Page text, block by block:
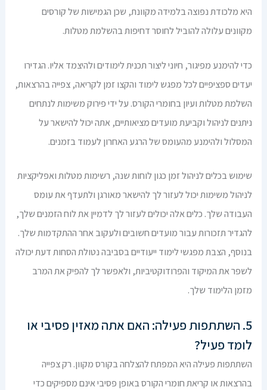
היא מלכודת נפוצה בלמידה מקוונת, שכן הגמישות של קורסים
מקוונים עלולה להוביל לחוסר דחיפות בהשלמת מטלות.
כדי להימנע מפיגור, חיוני ליצור תכנית לימודים ולהיצמד אליו. הגדירו
יעדים ספציפיים לכל מפגש לימוד והקצו זמן לקריאה, צפייה בהרצאות,
השלמת מטלות ועיון בחומרי הקורס. על ידי פירוק משימות לנתחים
ניתנים לניהול וקביעת מועדים מציאותיים, אתה יכול להישאר על
המסלול ולהימנע מהעומס של הרגע האחרון לעמוד בזמנים.
שימוש בכלים לניהול זמן כגון לוחות שנה, רשימות מטלות ואפליקציות
לניהול משימות יכול לעזור לך להישאר מאורגן ולתעדף את עומס
העבודה שלך. כלים אלה יכולים לעזור לך לדמיין את לוח הזמנים שלך,
להגדיר תזכורות עבור מועדים חשובים ולעקוב אחר ההתקדמות שלך.
בנוסף, הצבת מפגשי לימוד ייעודיים בסביבה נטולת הסחות דעת יכולה
לשפר את המיקוד והפרודוקטיביות, ולאפשר לך להפיק את המרב
מזמן הלימוד שלך.
5. השתתפות פעילה: האם אתה מאזין פסיבי או
לומד פעיל?
השתתפות פעילה היא המפתח להצלחה בקורס מקוון. רק צפייה
בהרצאות או קריאת חומרי הקורס באופן פסיבי אינם מספיקים כדי